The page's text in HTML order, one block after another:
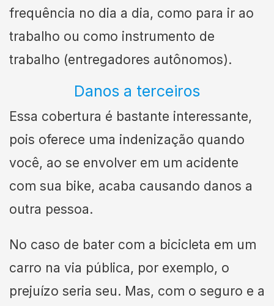
frequência no dia a dia, como para ir ao
trabalho ou como instrumento de
trabalho (entregadores autônomos).
Danos a terceiros
Essa cobertura é bastante interessante,
pois oferece uma indenização quando
você, ao se envolver em um acidente
com sua bike, acaba causando danos a
outra pessoa.
No caso de bater com a bicicleta em um
carro na via pública, por exemplo, o
prejuízo seria seu. Mas, com o seguro e a